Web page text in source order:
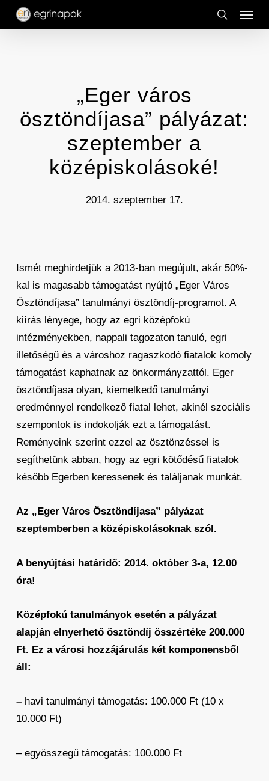
Skip
search
Menu
„Eger város
ösztöndíjasa” pályázat:
szeptember a
középiskolásoké!
2014. szeptember 17.
Ismét meghirdetjük a 2013-ban megújult, akár 50%-
kal is magasabb támogatást nyújtó „Eger Város
Ösztöndíjasa” tanulmányi ösztöndíj-programot. A
kiírás lényege, hogy az egri középfokú
intézményekben, nappali tagozaton tanuló, egri
illetőségű és a városhoz ragaszkodó fiatalok komoly
támogatást kaphatnak az önkormányzattól. Eger
ösztöndíjasa olyan, kiemelkedő tanulmányi
eredménnyel rendelkező fiatal lehet, akinél szociális
szempontok is indokolják ezt a támogatást.
Reményeink szerint ezzel az ösztönzéssel is
segíthetünk abban, hogy az egri kötődésű fiatalok
később Egerben keressenek és találjanak munkát.
Az „Eger Város Ösztöndíjasa” pályázat
szeptemberben a középiskolásoknak szól.
A benyújtási határidő: 2014. október 3-a, 12.00
óra!
Középfokú tanulmányok esetén a pályázat
alapján elnyerhető ösztöndíj összértéke 200.000
Ft. Ez a városi hozzájárulás két komponensből
áll:
– havi tanulmányi támogatás: 100.000 Ft (10 x
10.000 Ft)
– egyösszegű támogatás: 100.000 Ft